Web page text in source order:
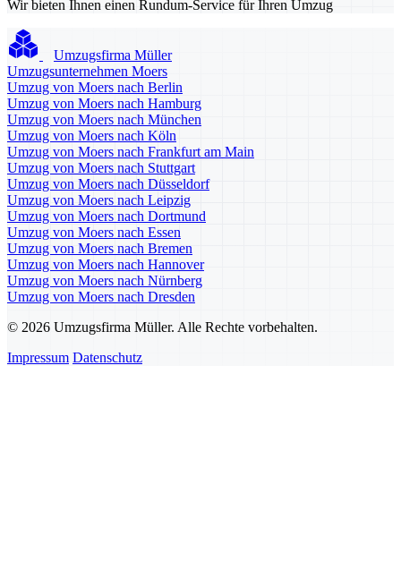
Wir bieten Ihnen einen Rundum-Service für Ihren Umzug
Umzugsfirma Müller
Umzugsunternehmen Moers
Umzug von Moers nach Berlin
Umzug von Moers nach Hamburg
Umzug von Moers nach München
Umzug von Moers nach Köln
Umzug von Moers nach Frankfurt am Main
Umzug von Moers nach Stuttgart
Umzug von Moers nach Düsseldorf
Umzug von Moers nach Leipzig
Umzug von Moers nach Dortmund
Umzug von Moers nach Essen
Umzug von Moers nach Bremen
Umzug von Moers nach Hannover
Umzug von Moers nach Nürnberg
Umzug von Moers nach Dresden
© 2026 Umzugsfirma Müller. Alle Rechte vorbehalten.
Impressum Datenschutz